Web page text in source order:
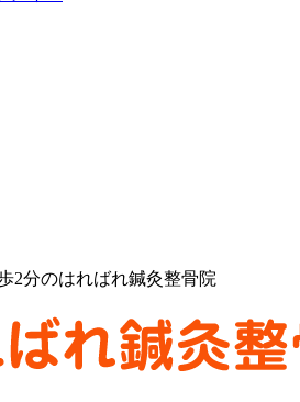
2分のはればれ鍼灸整骨院